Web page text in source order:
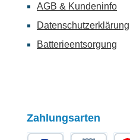
AGB & Kundeninfo
Datenschutzerklärung
Batterieentsorgung
Zahlungsarten